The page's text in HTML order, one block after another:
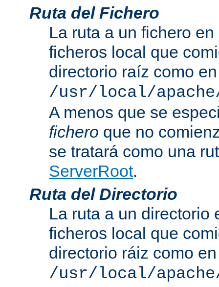
Ruta del Fichero
La ruta a un fichero
ficheros local que
directorio raíz como en
/usr/local/
A menos que se
fichero que no
se tratará como una
ServerRoot.
Ruta del Directorio
La ruta a un directorio
ficheros local que
directorio ráiz como en
/usr/local/